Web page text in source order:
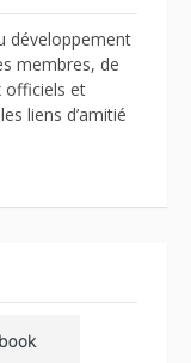
développement
membres, de
officiels et
liens d’amitié